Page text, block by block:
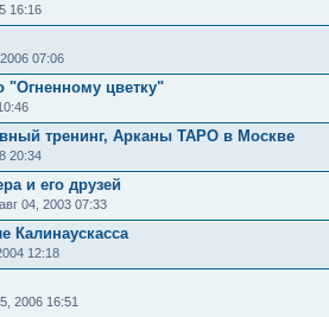
16:16
07:06
"Огненному цветку"
тренинг, Арканы ТАРО в Москве
20:34
и его друзей
04, 2003 07:33
Калинаускасса
12:18
2006 16:51